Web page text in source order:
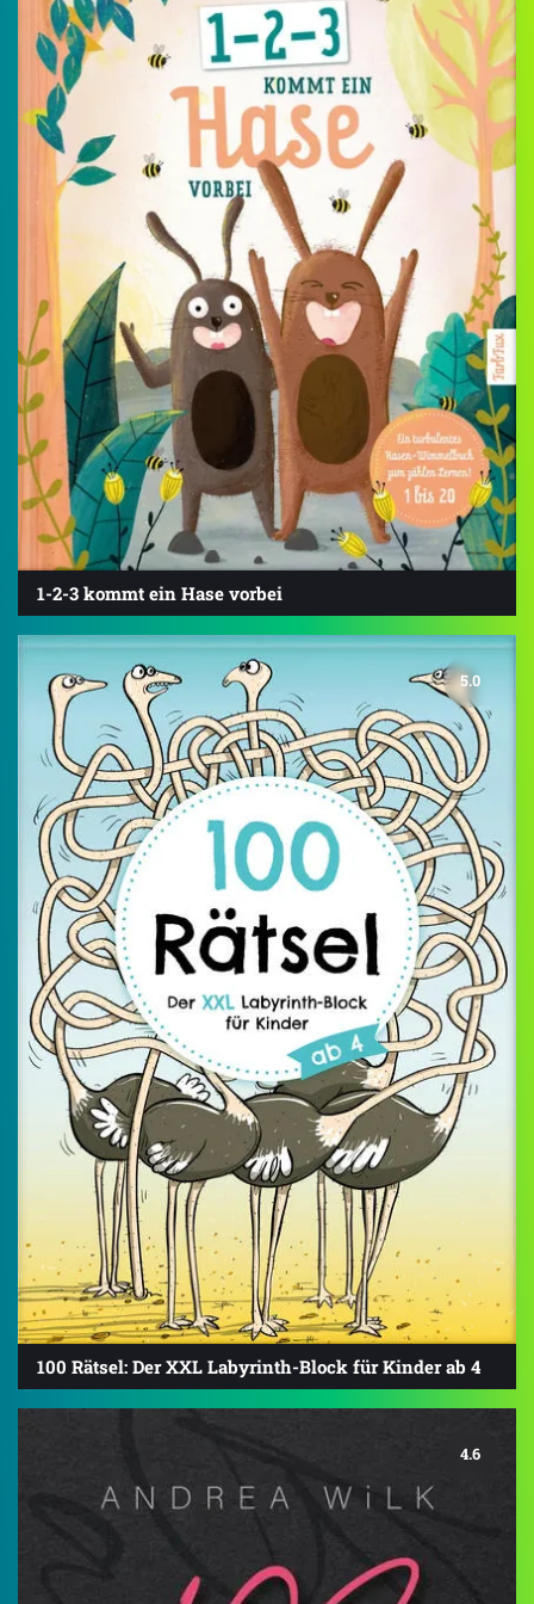
1-2-3 kommt ein Hase vorbei
5.0
100 Rätsel: Der XXL Labyrinth-Block für Kinder ab 4
4.6